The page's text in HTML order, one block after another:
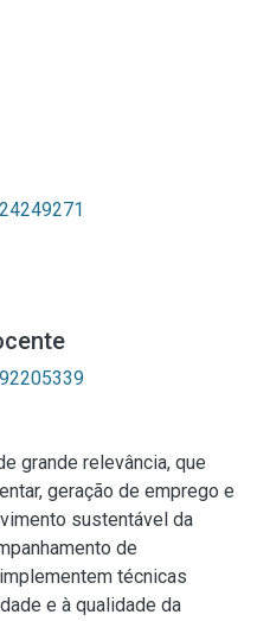
grande relevância, que
geração de emprego e
sustentável da
de
técnicas
e à qualidade da